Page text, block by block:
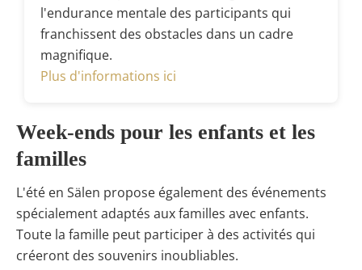
l'endurance mentale des participants qui
franchissent des obstacles dans un cadre
magnifique.
Plus d'informations ici
Week-ends pour les enfants et les
familles
L'été en Sälen propose également des événements
spécialement adaptés aux familles avec enfants.
Toute la famille peut participer à des activités qui
créeront des souvenirs inoubliables.